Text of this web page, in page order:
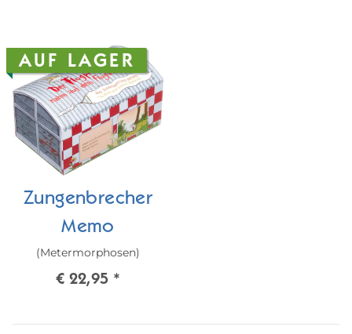
AUF LAGER
Zungenbrecher
Memo
(Metermorphosen)
€ 22,95 *